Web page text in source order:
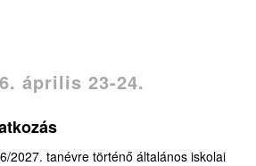
április 23-24.
2027. tanévre történő általános iskolai